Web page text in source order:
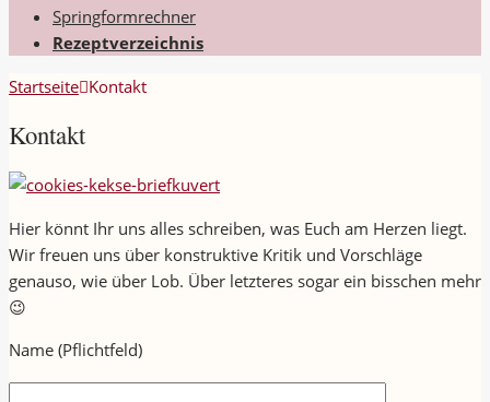
Springformrechner
Rezeptverzeichnis
Startseite Kontakt
Kontakt
Hier könnt Ihr uns alles schreiben, was Euch am Herzen liegt.
Wir freuen uns über konstruktive Kritik und Vorschläge
genauso, wie über Lob. Über letzteres sogar ein bisschen mehr
😉
Name (Pflichtfeld)